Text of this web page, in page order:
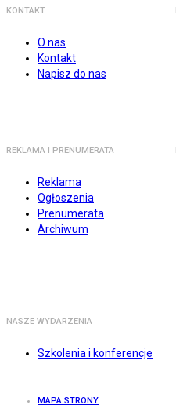
KONTAKT
O nas
Kontakt
Napisz do nas
REKLAMA I PRENUMERATA
Reklama
Ogłoszenia
Prenumerata
Archiwum
NASZE WYDARZENIA
Szkolenia i konferencje
MAPA STRONY